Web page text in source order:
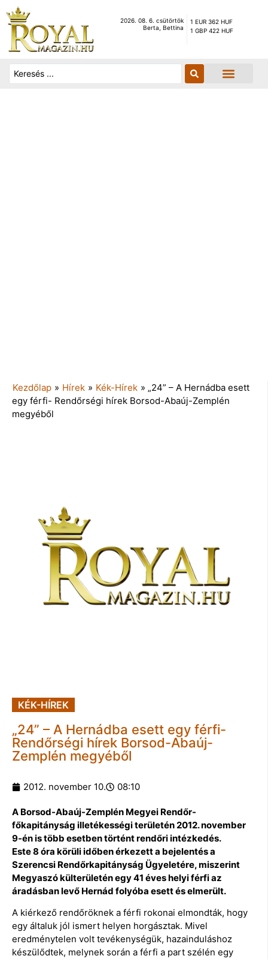
2026. 08. 6. csütörtök
Berta, Bettina
1 EUR 362 HUF
1 GBP 422 HUF
Kezdőlap » Hírek » Kék-Hírek » „24” – A Hernádba esett
egy férfi- Rendőrségi hírek Borsod-Abaúj-Zemplén
megyéből
KÉK-HÍREK
„24” – A Hernádba esett egy férfi-
Rendőrségi hírek Borsod-Abaúj-
Zemplén megyéből
2012. november 10. 08:10
A Borsod-Abaúj-Zemplén Megyei Rendőr-
főkapitányság illetékességi területén 2012. november
9-én is több esetben történt rendőri intézkedés.
Este 8 óra körüli időben érkezett a bejelentés a
Szerencsi Rendőrkapitányság Ügyeletére, miszerint
Megyaszó külterületén egy 41 éves helyi férfi az
áradásban levő Hernád folyóba esett és elmerült.
A kiérkező rendőröknek a férfi rokonai elmondták, hogy
egy általuk jól ismert helyen horgásztak. Mivel
eredménytelen volt tevékenységük, hazainduláshoz
készülődtek, melynek során a férfi a part szélén egy